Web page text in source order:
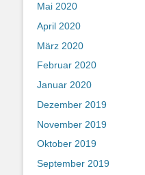
Mai 2020
April 2020
März 2020
Februar 2020
Januar 2020
Dezember 2019
November 2019
Oktober 2019
September 2019